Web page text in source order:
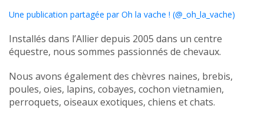
Une publication partagée par Oh la vache ! (@_oh_la_vache)
Installés dans l’Allier depuis 2005 dans un centre
équestre, nous sommes passionnés de chevaux.
Nous avons également des chèvres naines, brebis,
poules, oies, lapins, cobayes, cochon vietnamien,
perroquets, oiseaux exotiques, chiens et chats.